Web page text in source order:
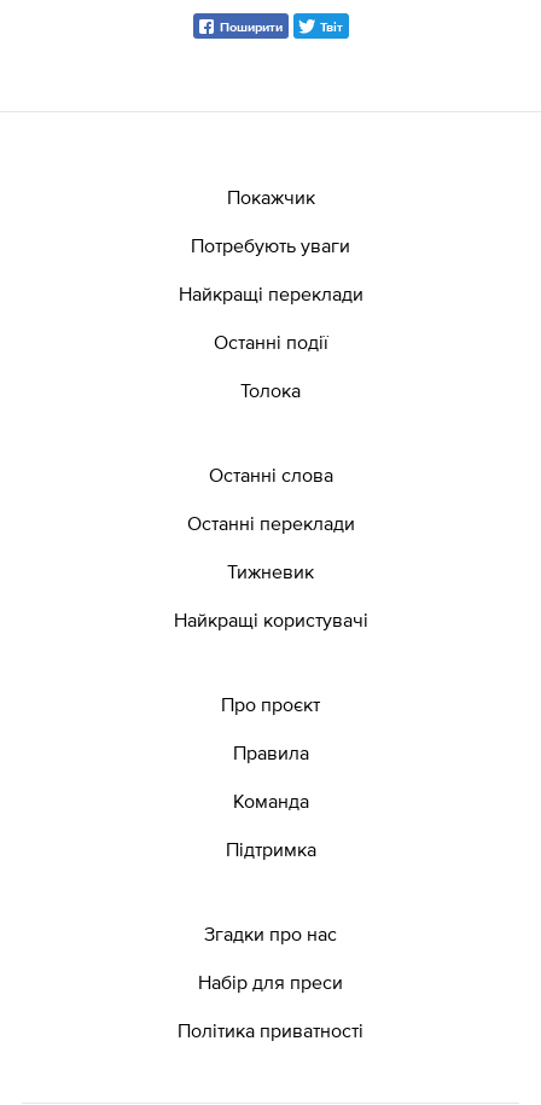
Поширити Твіт
Покажчик
Потребують уваги
Найкращі переклади
Останні події
Толока
Останні слова
Останні переклади
Тижневик
Найкращі користувачі
Про проєкт
Правила
Команда
Підтримка
Згадки про нас
Набір для преси
Політика приватності